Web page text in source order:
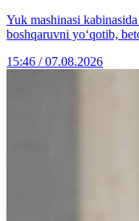
Yuk mashinasi
boshqaruvni yo‘qotib,
15:46 / 07.08.2026